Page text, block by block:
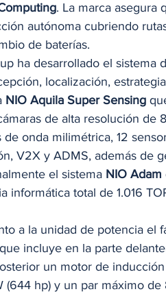
. La marca asegura
autónoma cubriendo
de baterías.
ha desarrollado el sistema
localización,
NIO Aquila Super Sensing
de alta resolución de
de onda milimétrica, 12
V2X y ADMS, además de
el sistema NIO Adam
informática total de 1.016
a la unidad de potencia el
incluye en la parte
un motor de
(644 hp) y un par máximo